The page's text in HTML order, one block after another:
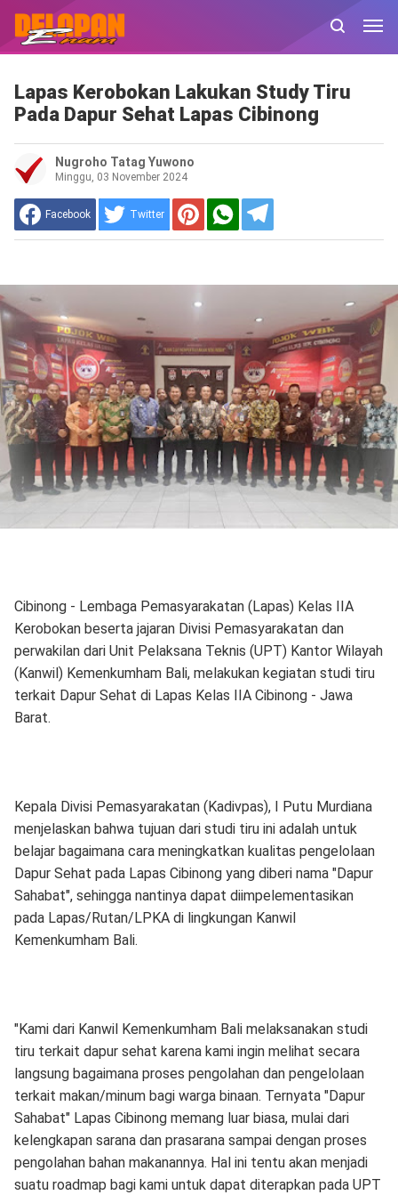
Lapas Kerobokan Lakukan Study Tiru
Pada Dapur Sehat Lapas Cibinong
Nugroho Tatag Yuwono
Minggu, 03 November 2024
Facebook Twitter
Cibinong - Lembaga Pemasyarakatan (Lapas) Kelas IIA
Kerobokan beserta jajaran Divisi Pemasyarakatan dan
perwakilan dari Unit Pelaksana Teknis (UPT) Kantor Wilayah
(Kanwil) Kemenkumham Bali, melakukan kegiatan studi tiru
terkait Dapur Sehat di Lapas Kelas IIA Cibinong - Jawa
Barat.
Kepala Divisi Pemasyarakatan (Kadivpas), I Putu Murdiana
menjelaskan bahwa tujuan dari studi tiru ini adalah untuk
belajar bagaimana cara meningkatkan kualitas pengelolaan
Dapur Sehat pada Lapas Cibinong yang diberi nama "Dapur
Sahabat", sehingga nantinya dapat diimpelementasikan
pada Lapas/Rutan/LPKA di lingkungan Kanwil
Kemenkumham Bali.
"Kami dari Kanwil Kemenkumham Bali melaksanakan studi
tiru terkait dapur sehat karena kami ingin melihat secara
langsung bagaimana proses pengolahan dan pengelolaan
terkait makan/minum bagi warga binaan. Ternyata "Dapur
Sahabat" Lapas Cibinong memang luar biasa, mulai dari
kelengkapan sarana dan prasarana sampai dengan proses
pengolahan bahan makanannya. Hal ini tentu akan menjadi
suatu roadmap bagi kami untuk dapat diterapkan pada UPT